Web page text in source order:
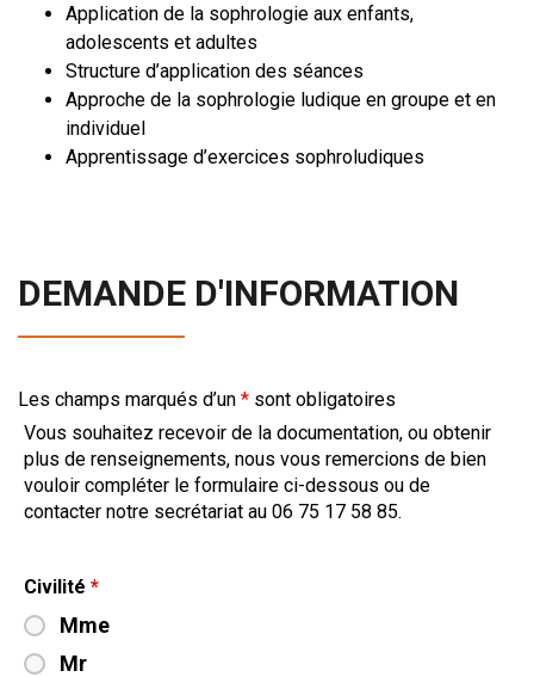
Application de la sophrologie aux enfants,
adolescents et adultes
Structure d’application des séances
Approche de la sophrologie ludique en groupe et en
individuel
Apprentissage d’exercices sophroludiques
DEMANDE D'INFORMATION
Les champs marqués d’un * sont obligatoires
Vous souhaitez recevoir de la documentation, ou obtenir
plus de renseignements, nous vous remercions de bien
vouloir compléter le formulaire ci-dessous ou de
contacter notre secrétariat au 06 75 17 58 85.
Civilité *
Mme
Mr